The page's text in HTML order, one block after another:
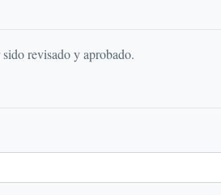
revisado y aprobado.